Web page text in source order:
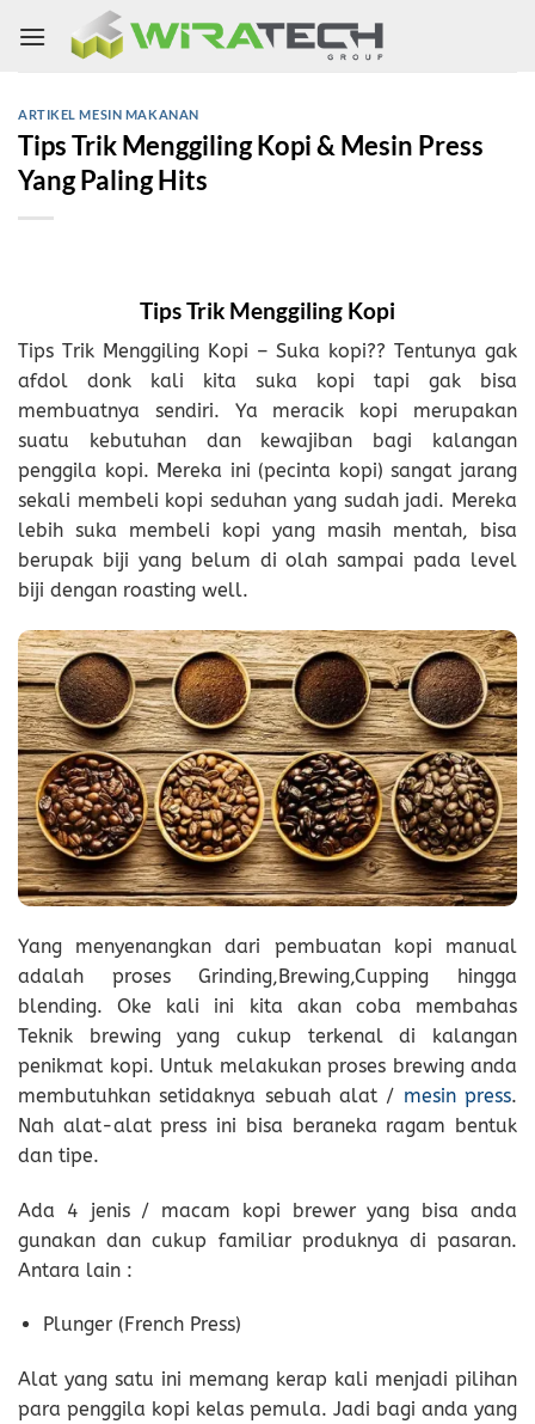
ARTIKEL MESIN MAKANAN
Tips Trik Menggiling Kopi & Mesin Press
Yang Paling Hits
Tips Trik Menggiling Kopi
Tips Trik Menggiling Kopi – Suka kopi?? Tentunya gak
afdol donk kali kita suka kopi tapi gak bisa
membuatnya sendiri. Ya meracik kopi merupakan
suatu kebutuhan dan kewajiban bagi kalangan
penggila kopi. Mereka ini (pecinta kopi) sangat jarang
sekali membeli kopi seduhan yang sudah jadi. Mereka
lebih suka membeli kopi yang masih mentah, bisa
berupak biji yang belum di olah sampai pada level
biji dengan roasting well.
Yang menyenangkan dari pembuatan kopi manual
adalah proses Grinding,Brewing,Cupping hingga
blending. Oke kali ini kita akan coba membahas
Teknik brewing yang cukup terkenal di kalangan
penikmat kopi. Untuk melakukan proses brewing anda
membutuhkan setidaknya sebuah alat / mesin press.
Nah alat-alat press ini bisa beraneka ragam bentuk
dan tipe.
Ada 4 jenis / macam kopi brewer yang bisa anda
gunakan dan cukup familiar produknya di pasaran.
Antara lain :
Plunger (French Press)
Alat yang satu ini memang kerap kali menjadi pilihan
para penggila kopi kelas pemula. Jadi bagi anda yang